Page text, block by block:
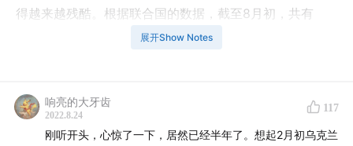
得越来越残酷。根据联合国的数据，截至8月初，共有
5400位平民失去了生命。乌克兰之外，数以百万计的难民
回看，这场战争如何改变了乌克兰？又如何改变了我们今
天生活的世界？
展开Show Notes
响亮的大牙齿
2022.8.24
117
刚听开头，心惊了一下，居然已经半年了。想起2月初乌克兰